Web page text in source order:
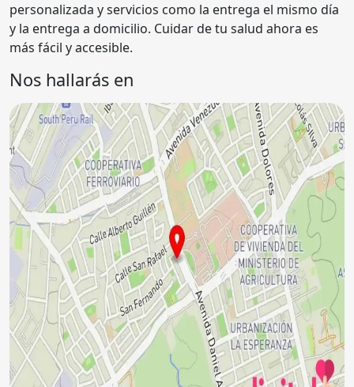
personalizada y servicios como la entrega el mismo día
y la entrega a domicilio. Cuidar de tu salud ahora es
más fácil y accesible.
Nos hallarás en